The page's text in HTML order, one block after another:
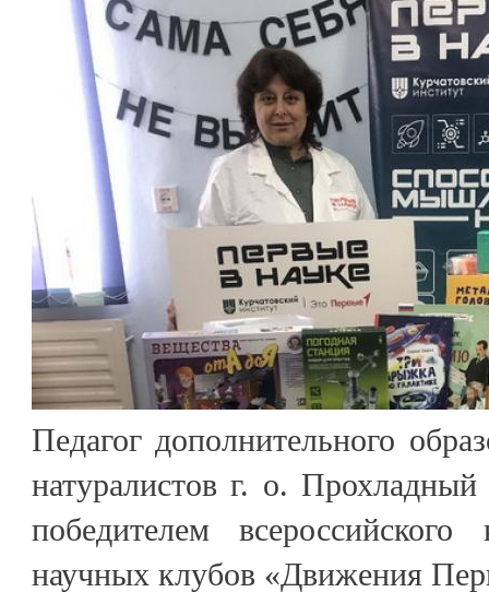
Педагог дополнительного
натуралистов г. о.
победителем всероссийского
научных клубов «Движения